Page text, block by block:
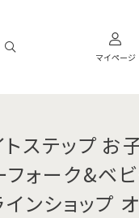
マイページ
トステップ お
フォーク&ベ
インショップ